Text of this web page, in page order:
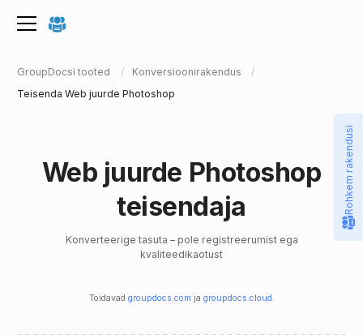
GroupDocsi tooted
Konversioonirakendus
Teisenda Web juurde Photoshop
Web juurde Photoshop
teisendaja
Konverteerige tasuta – pole registreerumist ega
kvaliteedikaotust
Toidavad groupdocs.com ja groupdocs.cloud .
Rohkem rakendusi